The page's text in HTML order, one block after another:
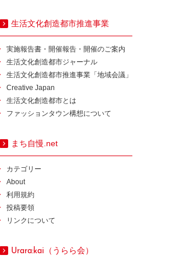
生活文化創造都市推進事業
実施報告書・開催報告・開催のご案内
生活文化創造都市ジャーナル
生活文化創造都市推進事業「地域会議」
Creative Japan
生活文化創造都市とは
ファッションタウン構想について
まち自慢.net
カテゴリー
About
利用規約
投稿要領
リンクについて
Urara:kai （うらら会）